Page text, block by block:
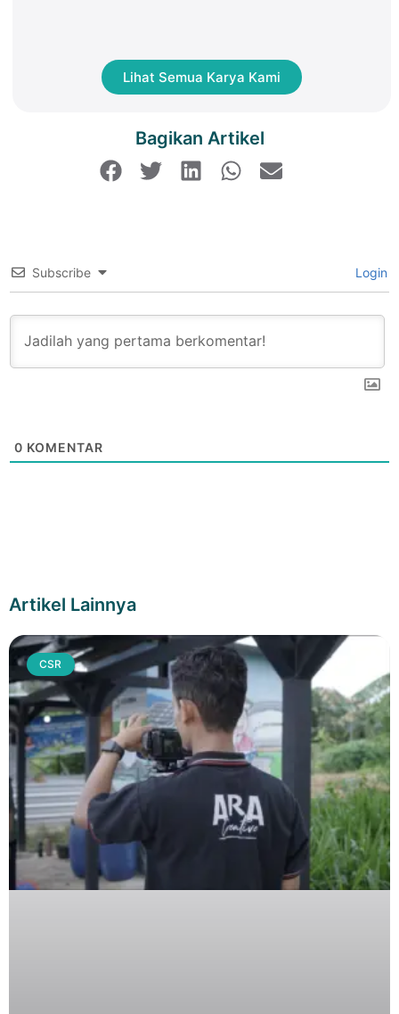
Lihat Semua Karya Kami
Bagikan Artikel
Subscribe Login
0 KOMENTAR
Artikel Lainnya
CSR